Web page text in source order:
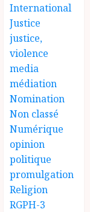
International
Justice
justice,
violence
media
médiation
Nomination
Non classé
Numérique
opinion
politique
promulgation
Religion
RGPH-3